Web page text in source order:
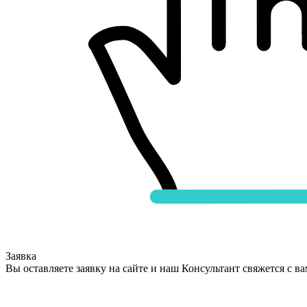
Заявка
Вы оставляете заявку на сайте и наш Консультант свяжется с